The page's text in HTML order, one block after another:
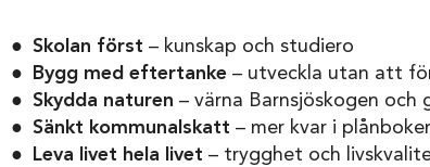
Skolan först – kunskap och studiero
Bygg med eftertanke– utveckla utan att
Skydda naturen – värna Barnsjöskogen och
Sänkt kommunalskatt – mer kvar i
Leva livet hela livet – trygghet och